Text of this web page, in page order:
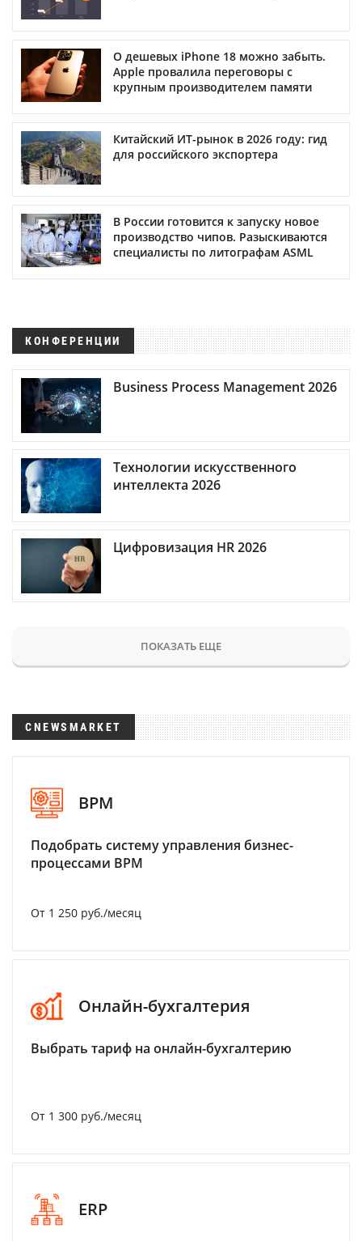
О дешевых iPhone 18 можно забыть.
Apple провалила переговоры с
крупным производителем памяти
Китайский ИТ-рынок в 2026 году: гид
для российского экспортера
В России готовится к запуску новое
производство чипов. Разыскиваются
специалисты по литографам ASML
КОНФЕРЕНЦИИ
Business Process Management 2026
Технологии искусственного
интеллекта 2026
Цифровизация HR 2026
ПОКАЗАТЬ ЕЩЕ
CNEWSMARKET
BPM
Подобрать систему управления бизнес-
процессами BPM
От 1 250 руб./месяц
Онлайн-бухгалтерия
Выбрать тариф на онлайн-бухгалтерию
От 1 300 руб./месяц
ERP